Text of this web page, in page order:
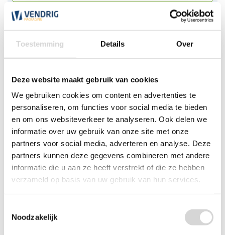
Toestemming Details Over
Deze website maakt gebruik van cookies
We gebruiken cookies om content en advertenties te
personaliseren, om functies voor social media te bieden
en om ons websiteverkeer te analyseren. Ook delen we
informatie over uw gebruik van onze site met onze
partners voor social media, adverteren en analyse. Deze
partners kunnen deze gegevens combineren met andere
informatie die u aan ze heeft verstrekt of die ze hebben
verzameld op basis van uw gebruik van hun services.
Noodzakelijk
*Magazijn heeft andere
0348 4791 95
WhatsApp 0348 479195
Mailen
Offerte aanvragen
Vraag een speciale prijs op bij ons, wij
kijken naar de mogelijkheden.